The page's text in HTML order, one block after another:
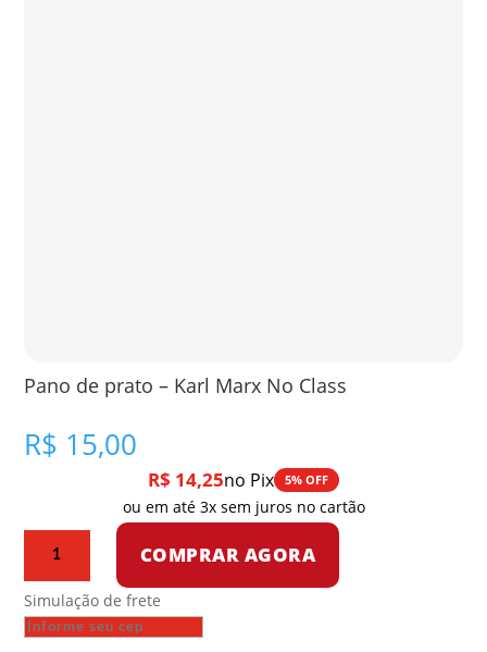
Pano de prato – Karl Marx No Class
R$ 15,00
R$ 14,25no Pix 5% OFF
ou em até 3x sem juros no cartão
-
Karl
COMPRAR AGORA
Simulação de frete